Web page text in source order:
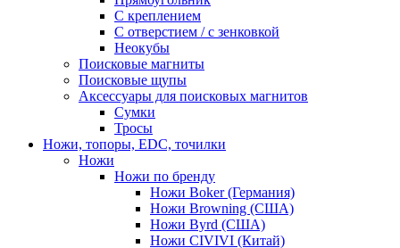
С креплением
С отверстием / с зенковкой
Неокубы
Поисковые магниты
Поисковые щупы
Аксессуары для поисковых магнитов
Сумки
Тросы
Ножи, топоры, EDC, точилки
Ножи
Ножи по бренду
Ножи Boker (Германия)
Ножи Browning (США)
Ножи Byrd (США)
Ножи CIVIVI (Китай)